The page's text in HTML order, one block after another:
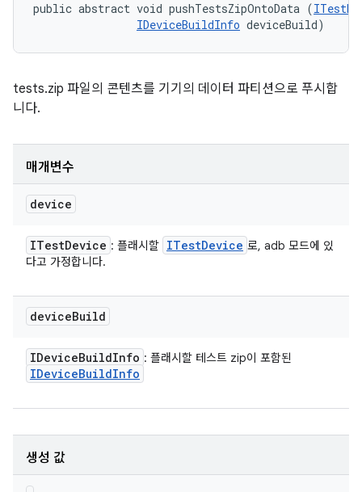
public abstract void pushTestsZipOntoData (
IDeviceBuildInfo deviceBuild)
tests.zip 파일의 콘텐츠를 기기의 데이터 파티션으로 푸시합
니다.
매개변수
device
ITestDevice : 플래시할 ITestDevice 로, adb 모드에 있
다고 가정합니다.
deviceBuild
IDeviceBuildInfo : 플래시할 테스트 zip이 포함된
IDeviceBuildInfo
생성 값